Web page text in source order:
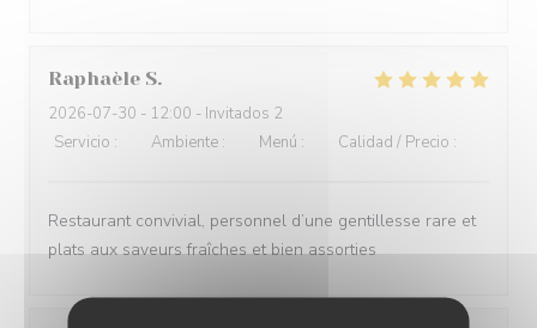
Raphaèle S
2026-07-30 - 12:00 - Invitados 2
Servicio : Ambiente : Menú : Calidad / Precio :
Restaurant convivial, personnel d’une gentillesse rare et
plats aux saveurs fraîches et bien assorties